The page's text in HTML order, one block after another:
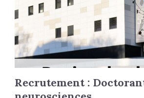
Recrutement :